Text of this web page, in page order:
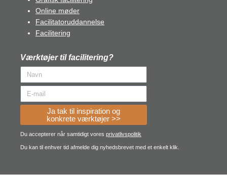
Online møder
Facilitatoruddannelse
Facilitering
Værktøjer til facilitering?
Ja tak til inspiration og
konkrete værktøjer >>
Du accepterer når samtidigt vores privatlivspolitik
Du kan til enhver tid afmelde dig nyhedsbrevet med et enkelt klik.